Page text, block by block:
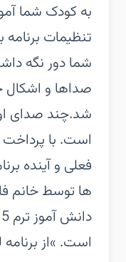
به کودک شما
تنظیمات
شما دور نگه
صداها و
شد.‏چند صدای
است. با پرداخت
فعلی و آینده
است. »‏از